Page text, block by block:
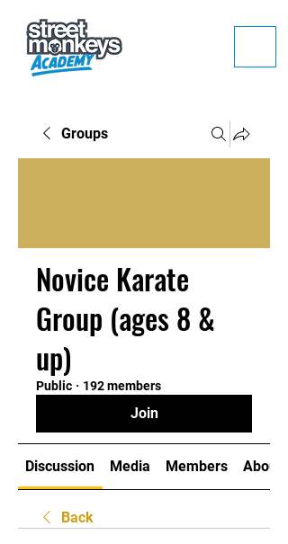
Groups
Novice Karate
Group (ages 8 &
up)
Public · 192 members
Join
Discussion Media Members About
Back